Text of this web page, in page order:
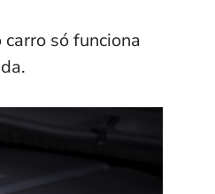
só funciona